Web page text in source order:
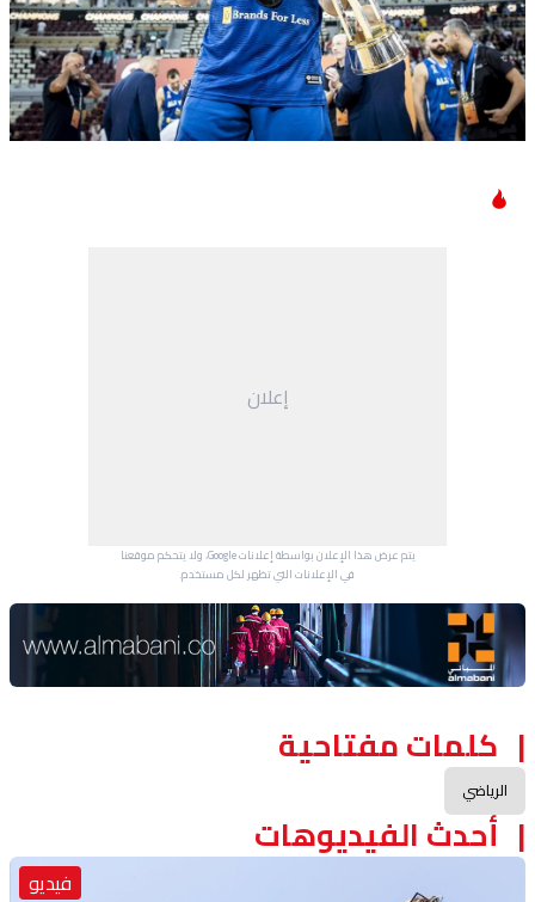
إعلان
يتم عرض هذا الإعلان بواسطة إعلانات Google، ولا يتحكم موقعنا
في الإعلانات التي تظهر لكل مستخدم.
Advertisement Section
كلمات مفتاحية
الرياضي
أحدث الفيديوهات
فيديو